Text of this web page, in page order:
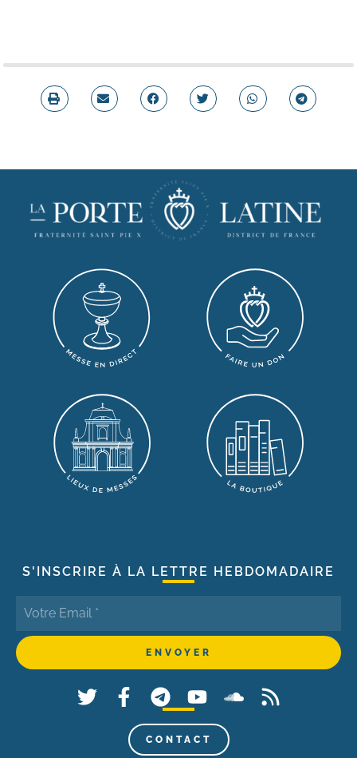
S'INSCRIRE À LA LETTRE HEBDOMADAIRE
CONTACT